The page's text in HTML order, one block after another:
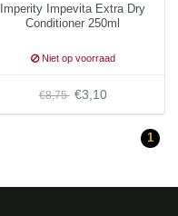
Imperity Impevita Extra Dry
Conditioner 250ml
Niet op voorraad
€8,75 €3,10
1